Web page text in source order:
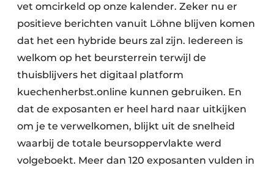
vet omcirkeld op onze kalender. Zeker nu er
positieve berichten vanuit Löhne blijven komen
dat het een hybride beurs zal zijn. Iedereen is
welkom op het beursterrein terwijl de
thuisblijvers het digitaal platform
kuechenherbst.online kunnen gebruiken. En
dat de exposanten er heel hard naar uitkijken
om je te verwelkomen, blijkt uit de snelheid
waarbij de totale beursoppervlakte werd
volgeboekt. Meer dan 120 exposanten vulden in